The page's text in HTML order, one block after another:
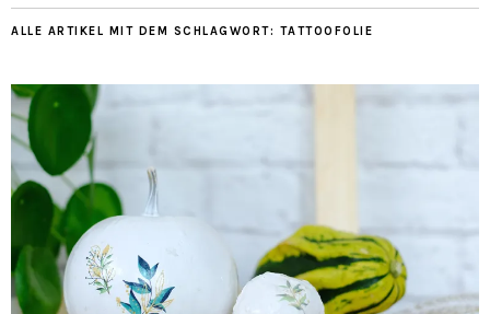
ALLE ARTIKEL MIT DEM SCHLAGWORT: TATTOOFOLIE